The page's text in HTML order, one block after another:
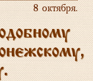
8 октября.